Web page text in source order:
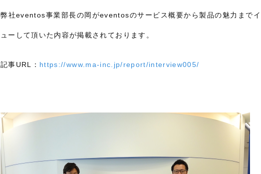
弊社eventos事業部長の岡がeventosのサービス概要から製品の魅力まで
ューして頂いた内容が掲載されております。
記事URL： https://www.ma-inc.jp/report/interview005/